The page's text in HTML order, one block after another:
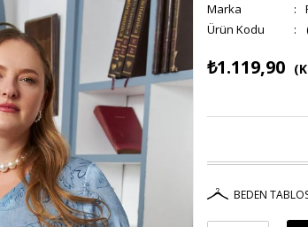
Marka :
₺1.119,90
BEDEN